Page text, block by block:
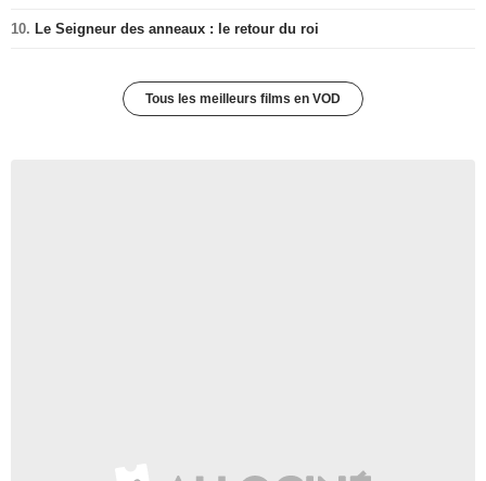
10. Le Seigneur des anneaux : le retour du roi
Tous les meilleurs films en VOD